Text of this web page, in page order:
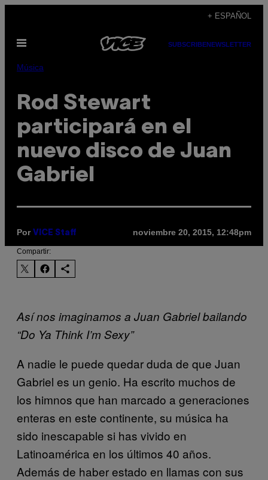
contenido
+ ESPAÑOL
Abrir
SUBSCRIBENEWSLETTER
Música
Rod Stewart
participará en el
nuevo disco de Juan
Gabriel
Por VICE Staff noviembre 20, 2015, 12:48pm
Compartir:
Así nos imaginamos a Juan Gabriel bailando
“Do Ya Think I’m Sexy”
A nadie le puede quedar duda de que Juan
Gabriel es un genio. Ha escrito muchos de
los himnos que han marcado a generaciones
enteras en este continente, su música ha
sido inescapable si has vivido en
Latinoamérica en los últimos 40 años.
Además de haber estado en llamas con sus